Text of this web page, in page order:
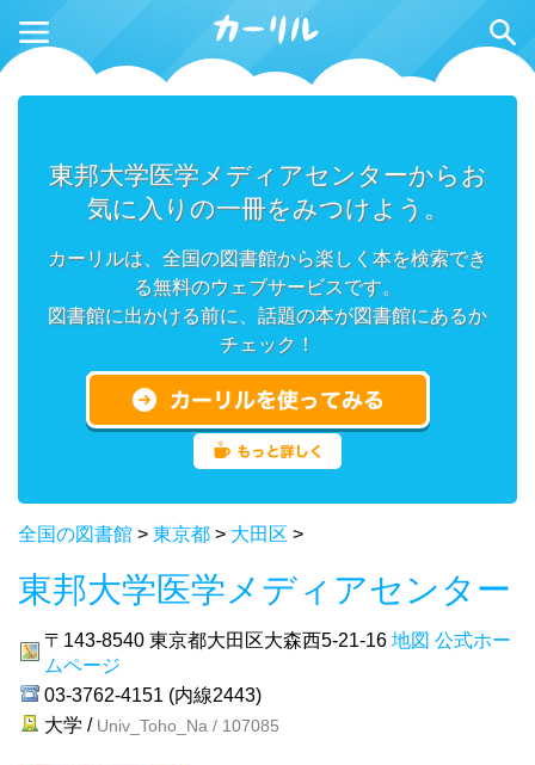
東邦大学医学メディアセンターからお
気に入りの一冊をみつけよう。
カーリルは、全国の図書館から楽しく本を検索でき
る無料のウェブサービスです。
図書館に出かける前に、話題の本が図書館にあるか
チェック！
全国の図書館 > 東京都 > 大田区 >
東邦大学医学メディアセンター
〒143-8540 東京都大田区大森西5-21-16 地図 公式ホー
ムページ
03-3762-4151 (内線2443)
大学 / Univ_Toho_Na / 107085